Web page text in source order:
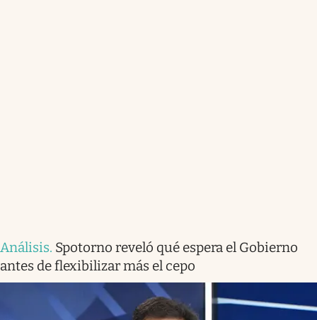
Análisis. Spotorno reveló qué espera el Gobierno
antes de flexibilizar más el cepo